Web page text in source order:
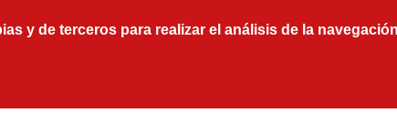
y de terceros para realizar el análisis de la